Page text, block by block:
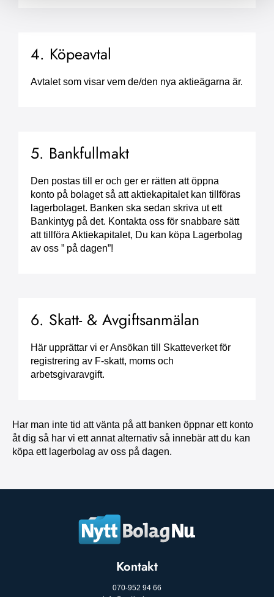
4. Köpeavtal
Avtalet som visar vem de/den nya aktieägarna är.
5. Bankfullmakt
Den postas till er och ger er rätten att öppna
konto på bolaget så att aktiekapitalet kan tillföras
lagerbolaget. Banken ska sedan skriva ut ett
Bankintyg på det. Kontakta oss för snabbare sätt
att tillföra Aktiekapitalet, Du kan köpa Lagerbolag
av oss ” på dagen”!
6. Skatt- & Avgiftsanmälan
Här upprättar vi er Ansökan till Skatteverket för
registrering av F-skatt, moms och
arbetsgivaravgift.
Har man inte tid att vänta på att banken öppnar ett konto
åt dig så har vi ett annat alternativ så innebär att du kan
köpa ett lagerbolag av oss på dagen.
Kontakt
070-952 94 66